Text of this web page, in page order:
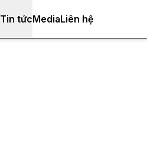
Tin tứcMediaLiên hệ